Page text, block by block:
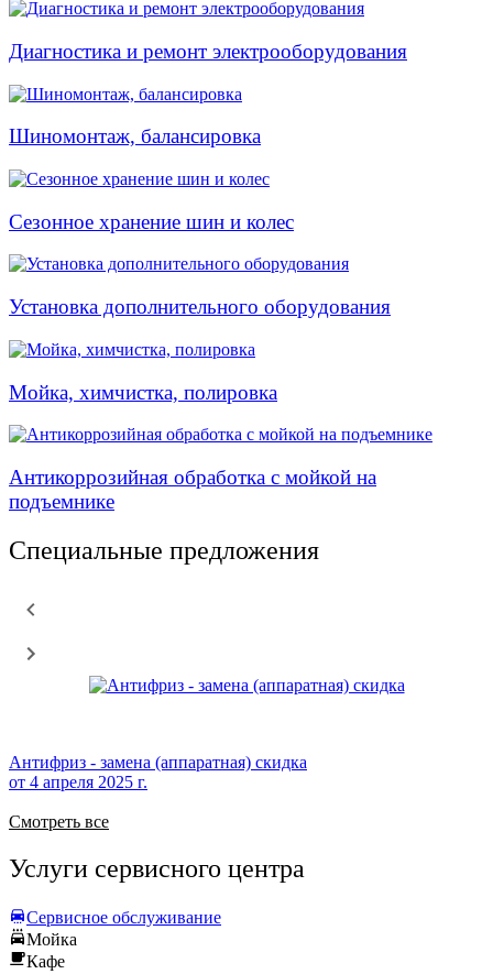
Диагностика и ремонт электрооборудования
Шиномонтаж, балансировка
Сезонное хранение шин и колес
Установка дополнительного оборудования
Мойка, химчистка, полировка
Антикоррозийная обработка с мойкой на
подъемнике
Специальные предложения
Антифриз - замена (аппаратная) скидка
от 4 апреля 2025 г.
Смотреть все
Услуги сервисного центра
Сервисное обслуживание
Мойка
Кафе